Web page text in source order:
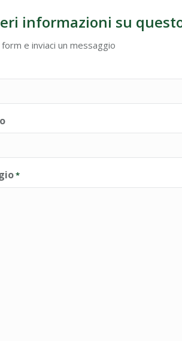
informazioni su
form e inviaci un messaggio
*